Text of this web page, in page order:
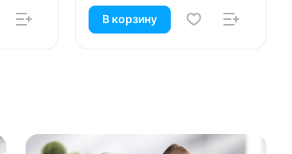
В корзину